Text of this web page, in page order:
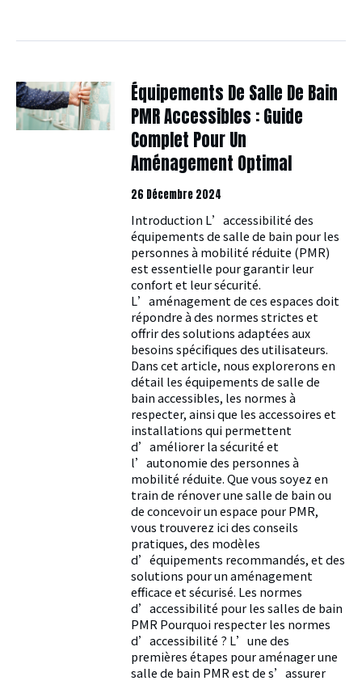
Équipements De Salle De Bain
PMR Accessibles : Guide
Complet Pour Un
Aménagement Optimal
26 Décembre 2024
Introduction L’accessibilité des
équipements de salle de bain pour les
personnes à mobilité réduite (PMR)
est essentielle pour garantir leur
confort et leur sécurité.
L’aménagement de ces espaces doit
répondre à des normes strictes et
offrir des solutions adaptées aux
besoins spécifiques des utilisateurs.
Dans cet article, nous explorerons en
détail les équipements de salle de
bain accessibles, les normes à
respecter, ainsi que les accessoires et
installations qui permettent
d’améliorer la sécurité et
l’autonomie des personnes à
mobilité réduite. Que vous soyez en
train de rénover une salle de bain ou
de concevoir un espace pour PMR,
vous trouverez ici des conseils
pratiques, des modèles
d’équipements recommandés, et des
solutions pour un aménagement
efficace et sécurisé. Les normes
d’accessibilité pour les salles de bain
PMR Pourquoi respecter les normes
d’accessibilité ? L’une des
premières étapes pour aménager une
salle de bain PMR est de s’assurer